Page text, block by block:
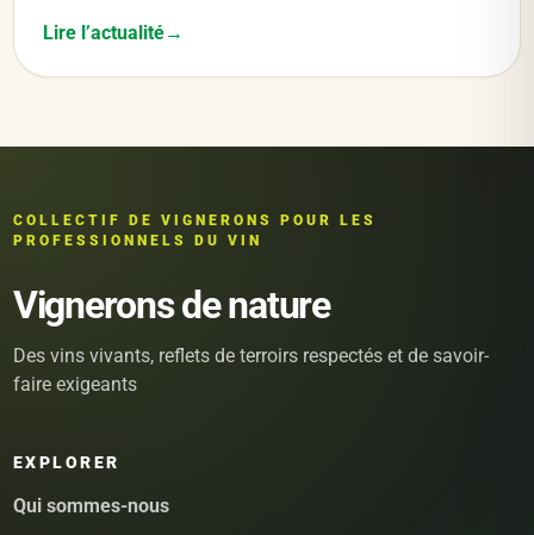
Lire l’actualité
COLLECTIF DE VIGNERONS POUR LES
PROFESSIONNELS DU VIN
Vignerons de nature
Des vins vivants, reflets de terroirs respectés et de savoir-
faire exigeants
EXPLORER
Qui sommes-nous